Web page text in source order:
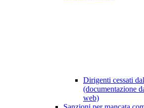
Dirigenti cessati
(documentazione
web)